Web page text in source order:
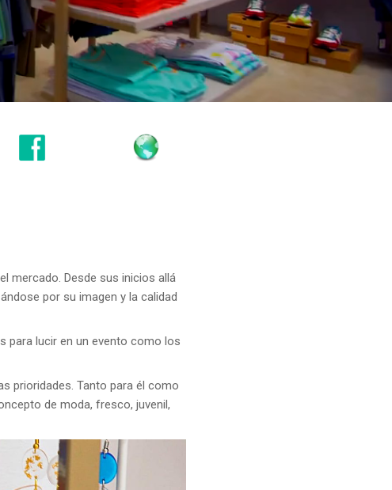
mercado. Desde sus inicios allá
por su imagen y la calidad
para lucir en un evento como los
prioridades. Tanto para él como
de moda, fresco, juvenil,